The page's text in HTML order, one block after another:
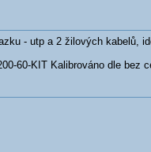
- utp a 2 žilových kabelů,
60-KIT Kalibrováno dle bez